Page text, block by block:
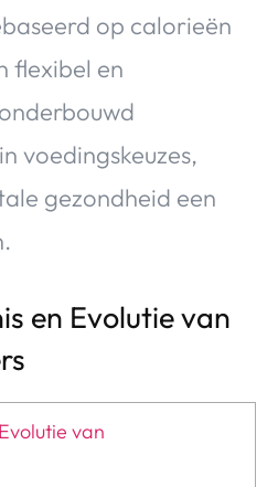
op calorieën
flexibel en
voedingskeuzes,
gezondheid een
en Evolutie van
van